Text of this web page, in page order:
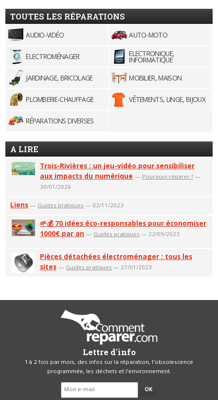
TOUTES LES RÉPARATIONS
AUDIO-VIDÉO AUTO-MOTO
ELECTROMÉNAGER ELECTRONIQUE,
INFORMATIQUE
JARDINAGE, BRICOLAGE
MOBILIER, MAISON
PLOMBERIE-CHAUFFAGE VÊTEMENTS, LINGE, BIJOUX
RÉPARATIONS DIVERSES
A LIRE
Trois-Rivières : un jeu-vidéo pour sensibiliser
aux impacts du numérique — Pourquoi réparer ? —
30/01/2026
Liens — Guides pratiques — 02/11/2023
🌱💰 70 idées éco-responsables pour économiser
1000€ par an — Guides pratiques — 22/09/2023
Pièces détachées électroménager : tous les
sites — Guides pratiques — 27/01/2023
Lettre d'info
1 à 2 fois par mois, des infos sur la réparation, l'obsolescence
programmée, les déchets et l'environnement.
OK